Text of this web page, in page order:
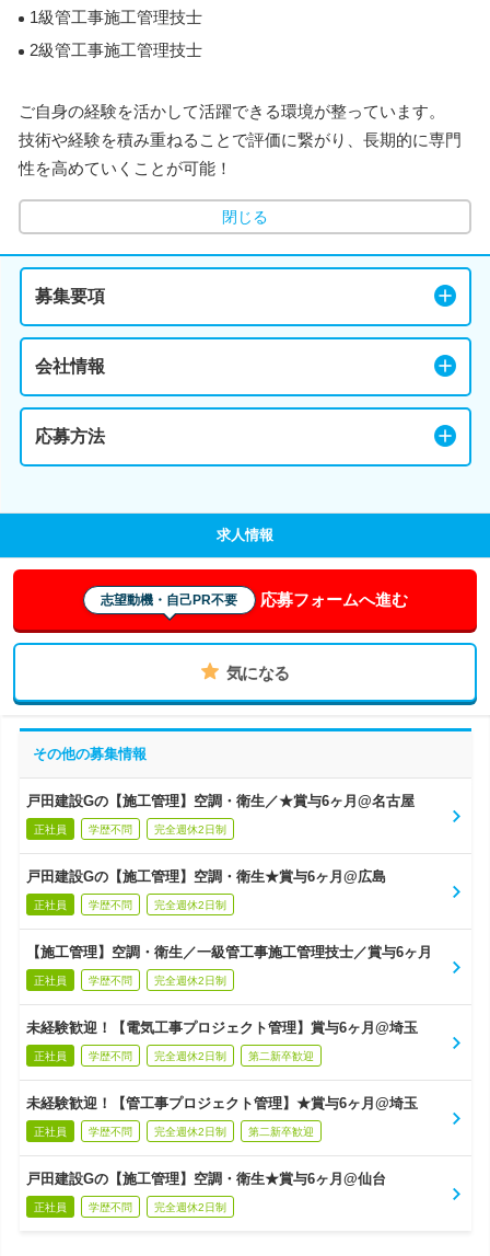
1級管工事施工管理技士
2級管工事施工管理技士
ご自身の経験を活かして活躍できる環境が整っています。
技術や経験を積み重ねることで評価に繋がり、長期的に専門
性を高めていくことが可能！
閉じる
募集要項
会社情報
応募方法
求人情報
志望動機・自己PR不要 応募フォームへ進む
気になる
その他の募集情報
戸田建設Gの【施工管理】空調・衛生／★賞与6ヶ月@名古屋
正社員 学歴不問 完全週休2日制
戸田建設Gの【施工管理】空調・衛生★賞与6ヶ月@広島
正社員 学歴不問 完全週休2日制
【施工管理】空調・衛生／一級管工事施工管理技士／賞与6ヶ月
正社員 学歴不問 完全週休2日制
未経験歓迎！【電気工事プロジェクト管理】賞与6ヶ月@埼玉
正社員 学歴不問 完全週休2日制 第二新卒歓迎
未経験歓迎！【管工事プロジェクト管理】★賞与6ヶ月@埼玉
正社員 学歴不問 完全週休2日制 第二新卒歓迎
戸田建設Gの【施工管理】空調・衛生★賞与6ヶ月@仙台
正社員 学歴不問 完全週休2日制